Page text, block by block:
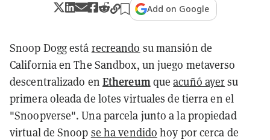
Add on Google
Snoop Dogg está recreando su mansión de
California en The Sandbox, un juego metaverso
descentralizado en Ethereumqueacuñó ayersu
primera oleada de lotes virtuales de tierra en el
"Snoopverse". Una parcela junto a la propiedad
virtual de Snoop se ha vendido hoy por cerca de